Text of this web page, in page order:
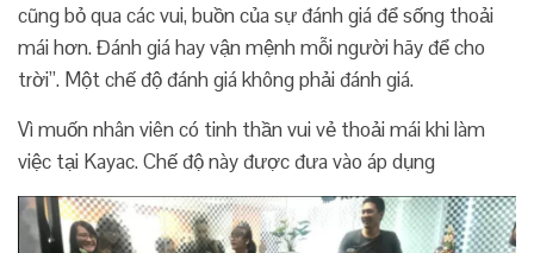
cũng bỏ qua các vui, buồn của sự đánh giá để sống thoải
mái hơn. Đánh giá hay vận mệnh mỗi người hãy để cho
trời”. Một chế độ đánh giá không phải đánh giá.
Vì muốn nhân viên có tinh thần vui vẻ thoải mái khi làm
việc tại Kayac. Chế độ này được đưa vào áp dụng